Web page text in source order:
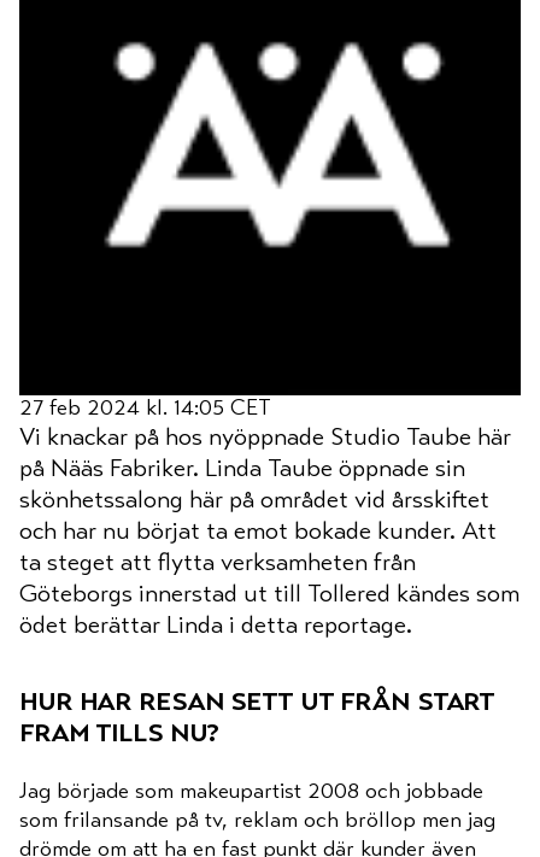
27 feb 2024 kl. 14:05 CET
Vi knackar på hos nyöppnade Studio Taube här
på Nääs Fabriker. Linda Taube öppnade sin
skönhetssalong här på området vid årsskiftet
och har nu börjat ta emot bokade kunder. Att
ta steget att flytta verksamheten från
Göteborgs innerstad ut till Tollered kändes som
ödet berättar Linda i detta reportage.
hur har resan sett ut från start
fram tills nu?
Jag började som makeupartist 2008 och jobbade
som frilansande på tv, reklam och bröllop men jag
drömde om att ha en fast punkt där kunder även